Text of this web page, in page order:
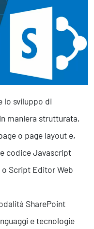
Artificiale
lo sviluppo di
maniera strutturata,
o page layout e,
codice Javascript
Script Editor Web
SharePoint
e tecnologie